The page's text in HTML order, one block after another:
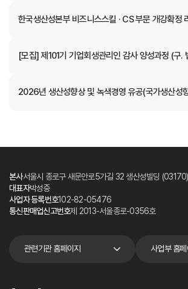
한국생산성본부 비즈니스스킬 · CS 부문 개강확정
[모집] 제101기 기업회생관리인 감사 양성과정 (구.
2026년 생산성향상 및 녹색경영 유공(국가생산성
본사서울시 종로구 새문안로5가길 32 생산성빌딩 (03170)
대표자박성중
사업자 등록번호102-82-05476
통신판매업신고번호제 2013-서울종로-0356호
관련기관 홈페이지 사업부 홈페